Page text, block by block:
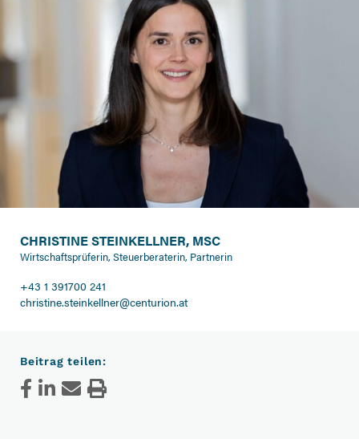
CHRISTINE STEINKELLNER, MSC
Wirtschaftsprüferin, Steuerberaterin, Partnerin
+43 1 391700 241
christine.steinkellner@centurion.at
Beitrag teilen: